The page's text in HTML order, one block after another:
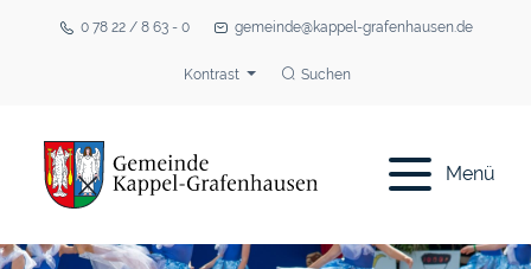
0 78 22 / 8 63 - 0 gemeinde@kappel-grafenhausen.de
Kontrast Suchen
Menü